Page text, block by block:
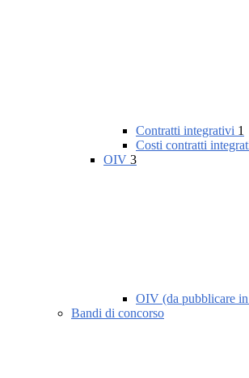
Contratti integrativi 1
Costi contratti
OIV 3
OIV (da pubblicare
Bandi di concorso